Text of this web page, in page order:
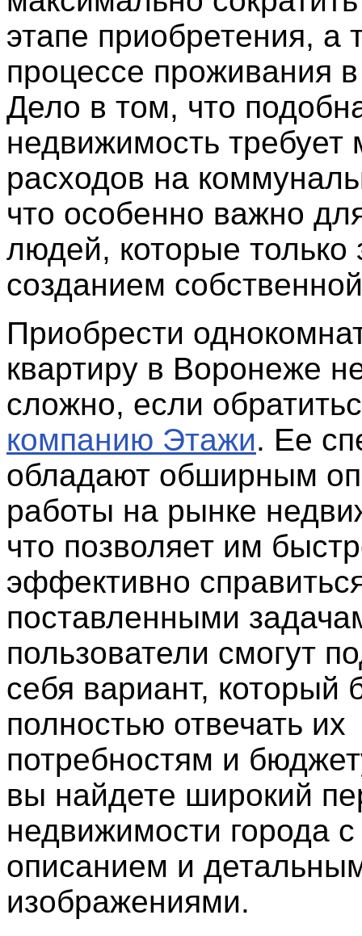
этапе приобретения, а
процессе проживания
Дело в том, что
недвижимость
расходов на
что особенно важно
людей, которые только
созданием
Приобрести
квартиру в Воронеже
сложно, если
компанию Этажи. Ее
обладают обширным
работы на рынке
что позволяет им
эффективно
поставленными
пользователи смогут
себя вариант, который
полностью отвечать их
потребностям и
вы найдете широкий
недвижимости города
описанием и
изображениями.